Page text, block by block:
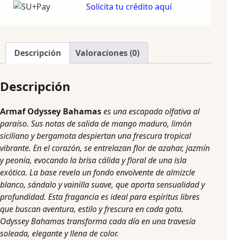
Solicita tu crédito aquí
Descripción Valoraciones (0)
Descripción
Armaf Odyssey Bahamases una escapada olfativa al
paraíso. Sus notas de salida de mango maduro, limón
siciliano y bergamota despiertan una frescura tropical
vibrante. En el corazón, se entrelazan flor de azahar, jazmín
y peonía, evocando la brisa cálida y floral de una isla
exótica. La base revela un fondo envolvente de almizcle
blanco, sándalo y vainilla suave, que aporta sensualidad y
profundidad. Esta fragancia es ideal para espíritus libres
que buscan aventura, estilo y frescura en cada gota.
Odyssey Bahamas transforma cada día en una travesía
soleada, elegante y llena de color.